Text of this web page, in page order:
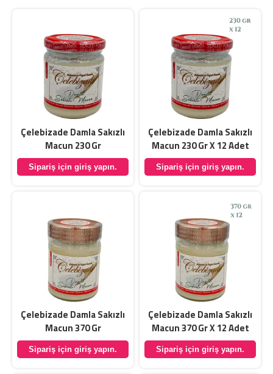
Çelebizade Damla Sakızlı
Macun 230 Gr
Sipariş için giriş yapın.
Çelebizade Damla Sakızlı
Macun 230 Gr X 12 Adet
Sipariş için giriş yapın.
Çelebizade Damla Sakızlı
Macun 370 Gr
Sipariş için giriş yapın.
Çelebizade Damla Sakızlı
Macun 370 Gr X 12 Adet
Sipariş için giriş yapın.